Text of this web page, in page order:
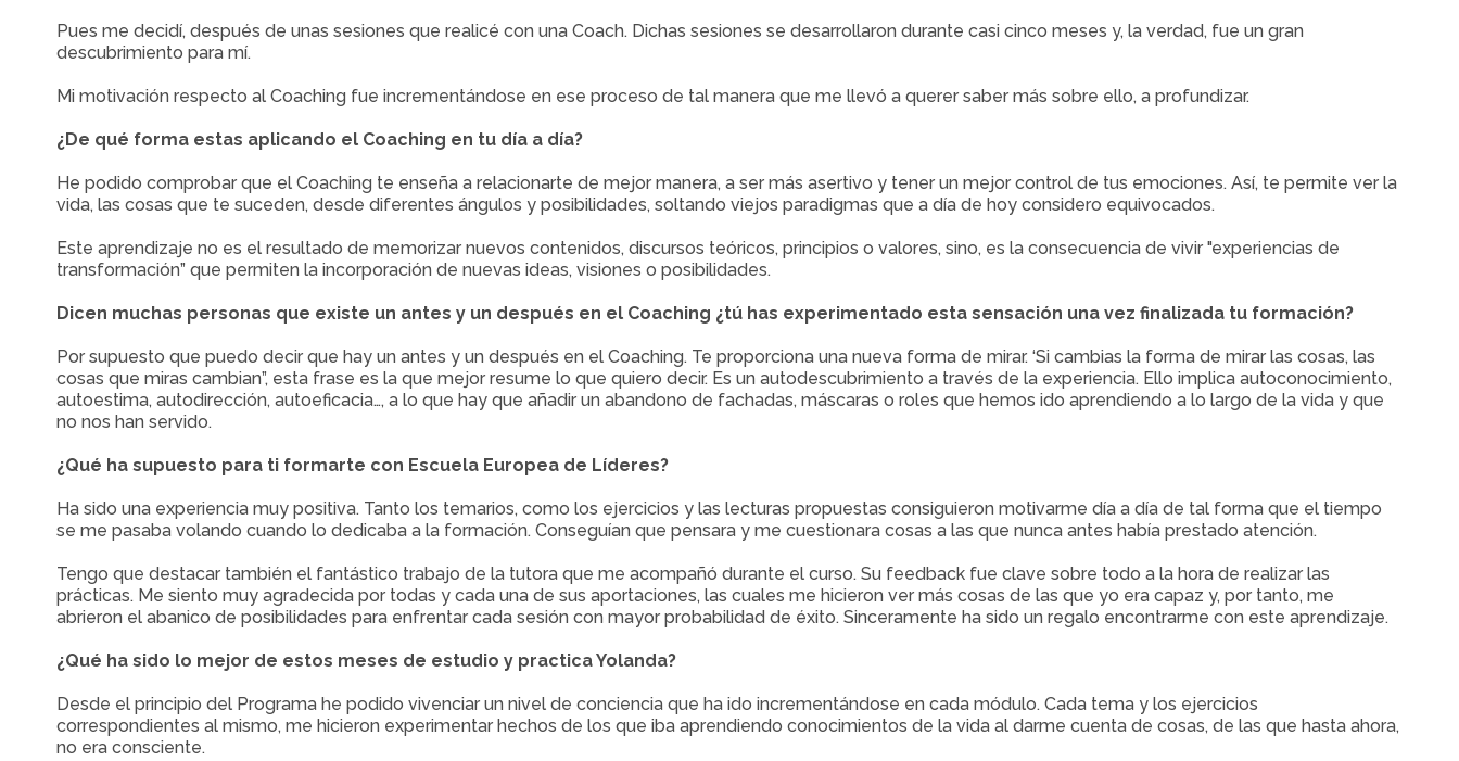
Pues me decidí, después de unas sesiones que realicé con una Coach. Dichas sesiones se desarrollaron durante casi cinco meses y, la verdad, fue un gran
descubrimiento para mí.
Mi motivación respecto al Coaching fue incrementándose en ese proceso de tal manera que me llevó a querer saber más sobre ello, a profundizar.
¿De qué forma estas aplicando el Coaching en tu día a día?
He podido comprobar que el Coaching te enseña a relacionarte de mejor manera, a ser más asertivo y tener un mejor control de tus emociones. Así, te permite ver la
vida, las cosas que te suceden, desde diferentes ángulos y posibilidades, soltando viejos paradigmas que a día de hoy considero equivocados.
Este aprendizaje no es el resultado de memorizar nuevos contenidos, discursos teóricos, principios o valores, sino, es la consecuencia de vivir "experiencias de
transformación” que permiten la incorporación de nuevas ideas, visiones o posibilidades.
Dicen muchas personas que existe un antes y un después en el Coaching ¿tú has experimentado esta sensación una vez finalizada tu formación?
Por supuesto que puedo decir que hay un antes y un después en el Coaching. Te proporciona una nueva forma de mirar. ‘Si cambias la forma de mirar las cosas, las
cosas que miras cambian”, esta frase es la que mejor resume lo que quiero decir. Es un autodescubrimiento a través de la experiencia. Ello implica autoconocimiento,
autoestima, autodirección, autoeficacia…, a lo que hay que añadir un abandono de fachadas, máscaras o roles que hemos ido aprendiendo a lo largo de la vida y que
no nos han servido.
¿Qué ha supuesto para ti formarte con Escuela Europea de Líderes?
Ha sido una experiencia muy positiva. Tanto los temarios, como los ejercicios y las lecturas propuestas consiguieron motivarme día a día de tal forma que el tiempo
se me pasaba volando cuando lo dedicaba a la formación. Conseguían que pensara y me cuestionara cosas a las que nunca antes había prestado atención.
Tengo que destacar también el fantástico trabajo de la tutora que me acompañó durante el curso. Su feedback fue clave sobre todo a la hora de realizar las
prácticas. Me siento muy agradecida por todas y cada una de sus aportaciones, las cuales me hicieron ver más cosas de las que yo era capaz y, por tanto, me
abrieron el abanico de posibilidades para enfrentar cada sesión con mayor probabilidad de éxito. Sinceramente ha sido un regalo encontrarme con este aprendizaje.
¿Qué ha sido lo mejor de estos meses de estudio y practica Yolanda?
Desde el principio del Programa he podido vivenciar un nivel de conciencia que ha ido incrementándose en cada módulo. Cada tema y los ejercicios
correspondientes al mismo, me hicieron experimentar hechos de los que iba aprendiendo conocimientos de la vida al darme cuenta de cosas, de las que hasta ahora,
no era consciente.